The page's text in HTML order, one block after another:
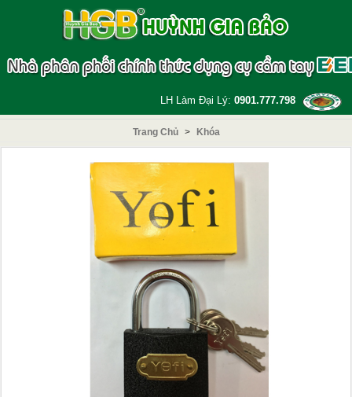
LH Làm Đại Lý: 0901.777.798
Trang Chủ > Khóa